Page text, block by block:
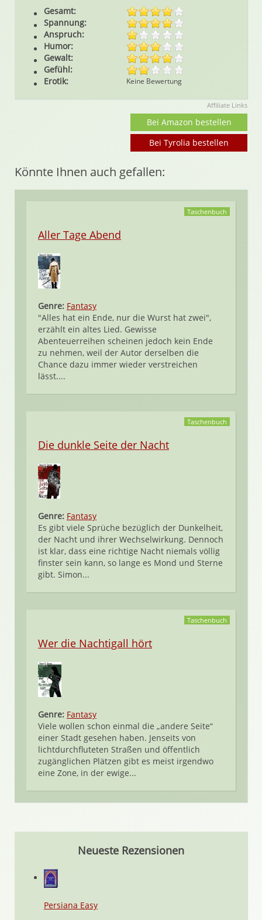
Gesamt:
Spannung:
Anspruch:
Humor:
Gewalt:
Gefühl:
Erotik:
Keine Bewertung
Affiliate Links
Bei Amazon bestellen
Bei Tyrolia bestellen
Könnte Ihnen auch gefallen:
Taschenbuch
Aller Tage Abend
Genre: Fantasy
"Alles hat ein Ende, nur die Wurst hat zwei",
erzählt ein altes Lied. Gewisse
Abenteuerreihen scheinen jedoch kein Ende
zu nehmen, weil der Autor derselben die
Chance dazu immer wieder verstreichen
lässt....
Taschenbuch
Die dunkle Seite der Nacht
Genre: Fantasy
Es gibt viele Sprüche bezüglich der Dunkelheit,
der Nacht und ihrer Wechselwirkung. Dennoch
ist klar, dass eine richtige Nacht niemals völlig
finster sein kann, so lange es Mond und Sterne
gibt. Simon...
Taschenbuch
Wer die Nachtigall hört
Genre: Fantasy
Viele wollen schon einmal die „andere Seite“
einer Stadt gesehen haben. Jenseits von
lichtdurchfluteten Straßen und öffentlich
zugänglichen Plätzen gibt es meist irgendwo
eine Zone, in der ewige...
Neueste Rezensionen
Persiana Easy